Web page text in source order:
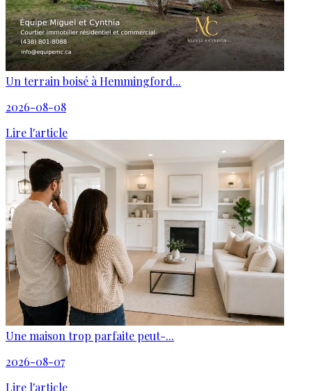
Un terrain boisé à Hemmingford...
2026-08-08
Lire l'article
Une maison trop parfaite peut-...
2026-08-07
Lire l'article